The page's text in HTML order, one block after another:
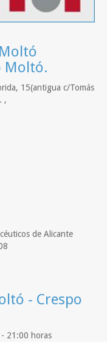
Moltó.
15(antigua c/Tomás
,
de Alicante
- Crespo
21:00 horas